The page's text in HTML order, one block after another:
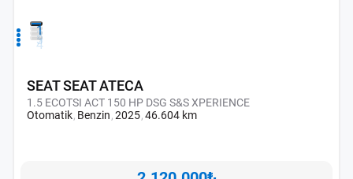
1
2
3
4
SEAT SEAT ATECA
1.5 ECOTSI ACT 150 HP DSG S&S XPERIENCE
Otomatik Benzin202546.604 km